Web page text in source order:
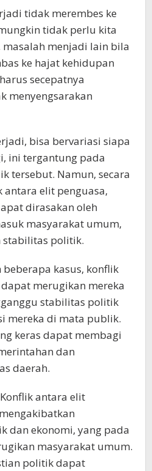
tidak merembes ke
tidak perlu kita
masalah menjadi lain bila
ke hajat kehidupan
secepatnya
menyengsarakan
bisa bervariasi siapa
ini tergantung pada
tersebut. Namun, secara
elit penguasa,
dirasakan oleh
masyarakat umum,
stabilitas politik.
beberapa kasus, konflik
merugikan mereka
stabilitas politik
mereka di mata publik.
keras dapat membagi
dan
daerah.
antara elit
dan ekonomi, yang pada
masyarakat umum.
politik dapat